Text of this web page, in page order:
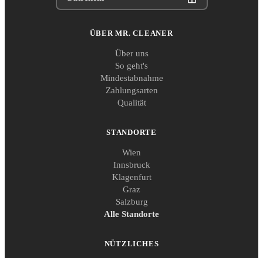
ÜBER MR. CLEANER
Über uns
So geht's
Mindestabnahme
Zahlungsarten
Qualität
STANDORTE
Wien
Innsbruck
Klagenfurt
Graz
Salzburg
Alle Standorte
NÜTZLICHES